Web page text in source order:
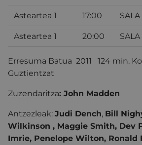
Asteartea 1 17:00 SALA
Asteartea 1 20:00 SALA
Erresuma Batua 2011 124 min.
Guztientzat
Zuzendaritza: John Madden
Antzezleak: Judi Dench, Bill
Wilkinson , Maggie Smith, Dev
Imrie, Penelope Wilton, Ronald